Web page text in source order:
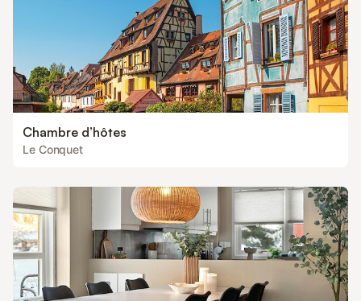
Chambre d’hôtes
Le Conquet